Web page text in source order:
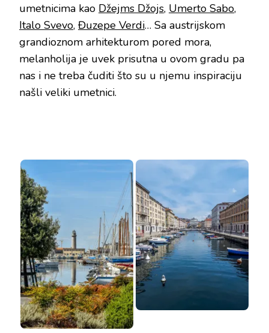
umetnicima kao Džejms Džojs, Umerto Sabo,
Italo Svevo, Đuzepe Verdi… Sa austrijskom
grandioznom arhitekturom pored mora,
melanholija je uvek prisutna u ovom gradu pa
nas i ne treba čuditi što su u njemu inspiraciju
našli veliki umetnici.